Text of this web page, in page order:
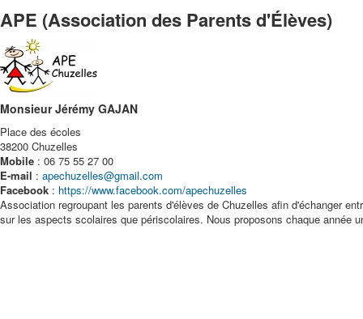
APE (Association des Parents d'Élèves)
Monsieur Jérémy GAJAN
Place des écoles
38200 Chuzelles
Mobile : 06 75 55 27 00
E-mail : apechuzelles@gmail.com
Facebook : https://www.facebook.com/apechuzelles
Association regroupant les parents d'élèves de Chuzelles afin d'échanger
sur les aspects scolaires que périscolaires. Nous proposons chaque année